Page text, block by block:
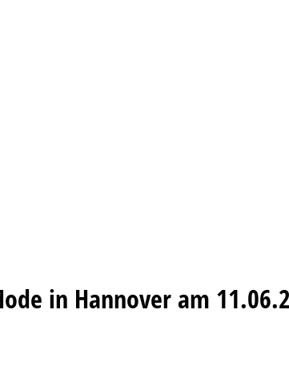
in Hannover am